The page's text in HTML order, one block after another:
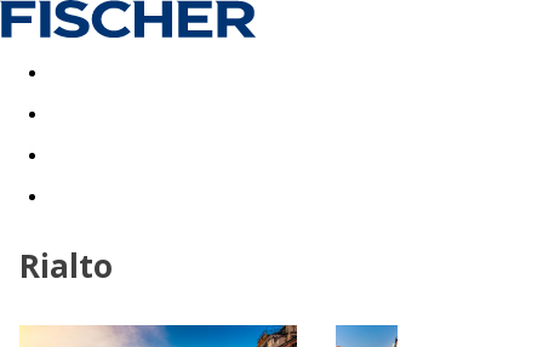
Akční nabídky Last minute
Rialto